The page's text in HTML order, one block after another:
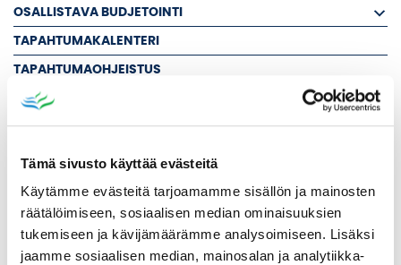
Tämä sivusto käyttää evästeitä
Käytämme evästeitä tarjoamamme sisällön ja mainosten
räätälöimiseen, sosiaalisen median ominaisuuksien
tukemiseen ja kävijämäärämme analysoimiseen. Lisäksi
jaamme sosiaalisen median, mainosalan ja analytiikka-
OSALLISTAVA BUDJETOINTI
TAPAHTUMAKALENTERI
TAPAHTUMAOHJEISTUS
VENEPAIKAT
PAIKALLISET YHDISTYKSET
PAIKALLISOPASPALVELUT
Tulosta
Löytyikö
sisällöstä
korjattavaa?